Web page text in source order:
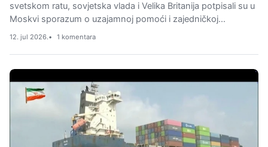
svetskom ratu, sovjetska vlada i Velika Britanija potpisali su u
Moskvi sporazum o uzajamnoj pomoći i zajedničkoj…
12. jul 2026. 1 komentara